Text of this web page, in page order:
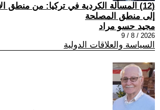
(12) المسألة الكردية في تركيا: من منطق
إلى منطق المصلحة
مجيد حسو مراد
2026 / 8 / 9
السياسة والعلاقات الدولية